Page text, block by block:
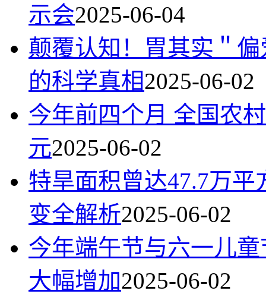
示会2025-06-04
颠覆认知！胃其实＂
的科学真相2025-06-02
今年前四个月 全国农
元2025-06-02
特旱面积曾达47.7万
变全解析2025-06-02
今年端午节与六一儿
大幅增加2025-06-02